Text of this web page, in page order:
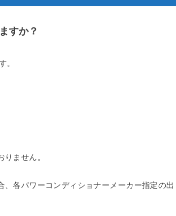
すか？
。
ません。
各パワーコンディショナーメーカー指定の出